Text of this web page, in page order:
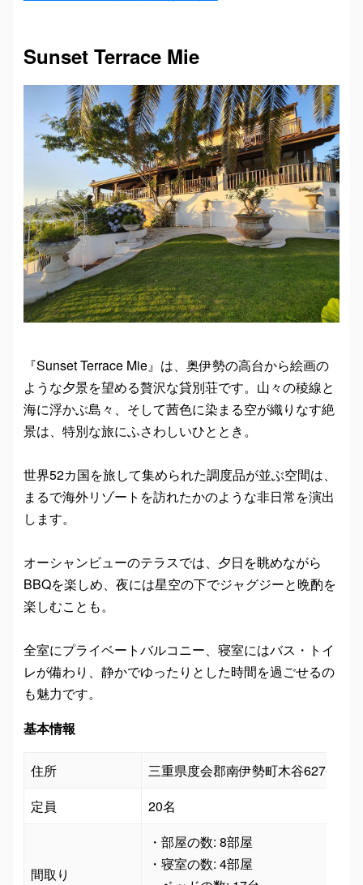
Sunset Terrace Mie
『Sunset Terrace Mie』は、奥伊勢の高台から絵画の
ような夕景を望める贅沢な貸別荘です。山々の稜線と
海に浮かぶ島々、そして茜色に染まる空が織りなす絶
景は、特別な旅にふさわしいひととき。
世界52カ国を旅して集められた調度品が並ぶ空間は、
まるで海外リゾートを訪れたかのような非日常を演出
します。
オーシャンビューのテラスでは、夕日を眺めながら
BBQを楽しめ、夜には星空の下でジャグジーと晩酌を
楽しむことも。
全室にプライベートバルコニー、寝室にはバス・トイ
レが備わり、静かでゆったりとした時間を過ごせるの
も魅力です。
基本情報
住所
三重県度会郡南伊勢町木谷627-175
定員
20名
間取り
・部屋の数: 8部屋
・寝室の数: 4部屋